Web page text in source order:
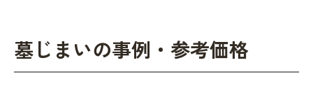
墓じまいの事例・参考価格